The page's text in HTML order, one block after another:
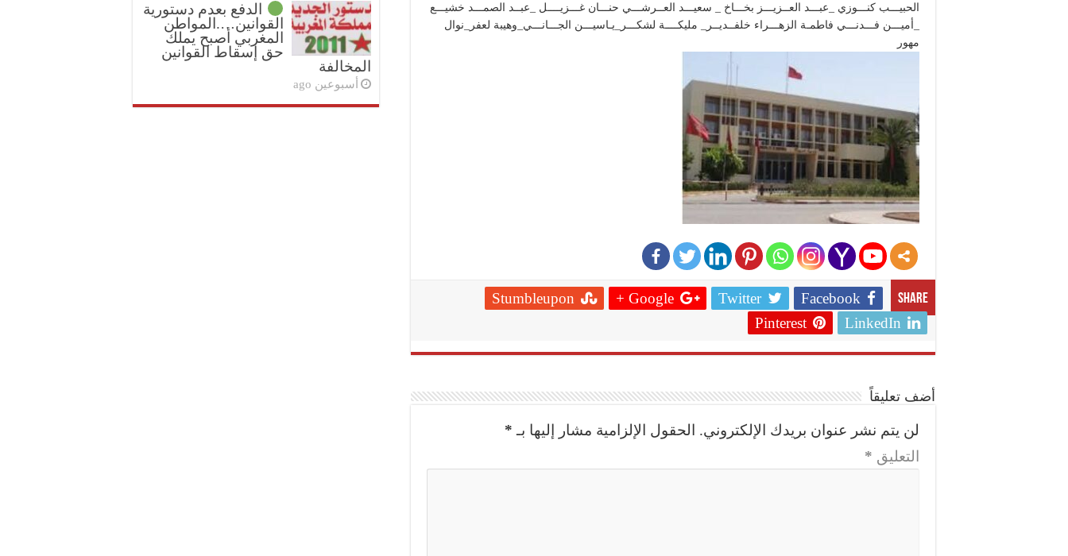
الحبيـــب كنـــوزي _عبـــد العــزيـــز بخـــاخ _ سعيـــد العــرشـــي حنـــان غـــزيــــل _عبــد الصمـــد خشيـــع
_أميـــن فـــدنـــي فاطمـة الزهـــراء خلفــديــر_ مليكــــة لشكـــر_يـاسيـــن الجـــانـــي_وهيبة لعفر_نوال
مهور
Share
Facebook
Twitter
Google +
Stumbleupon
LinkedIn
Pinterest
أضف تعليقاً
لن يتم نشر عنوان بريدك الإلكتروني. الحقول الإلزامية مشار إليها بـ *
التعليق *
الدفع بعدم دستورية
القوانين….المواطن
المغربي أصبح يملك
حق إسقاط القوانين
المخالفة
أسبوعين ago